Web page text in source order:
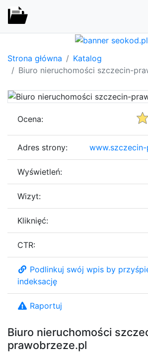
Strona główna
Katalog
Biuro nieruchomości szczecin-
Biuro nieruchomości
prawobrzeze.pl
Ocena:
Adres strony:
Wyświetleń:
Wizyt:
Kliknięć:
CTR:
Podlinkuj swój wpis by
indeksację
Raportuj